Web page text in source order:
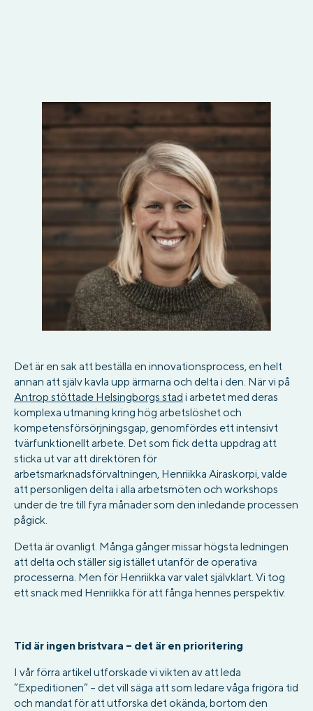
Det är en sak att beställa en innovationsprocess, en helt
annan att själv kavla upp ärmarna och delta i den. När vi på
Antrop stöttade Helsingborgs stad i arbetet med deras
komplexa utmaning kring hög arbetslöshet och
kompetensförsörjningsgap, genomfördes ett intensivt
tvärfunktionellt arbete. Det som fick detta uppdrag att
sticka ut var att direktören för
arbetsmarknadsförvaltningen, Henriikka Airaskorpi, valde
att personligen delta i alla arbetsmöten och workshops
under de tre till fyra månader som den inledande processen
pågick.
Detta är ovanligt. Många gånger missar högsta ledningen
att delta och ställer sig istället utanför de operativa
processerna. Men för Henriikka var valet självklart. Vi tog
ett snack med Henriikka för att fånga hennes perspektiv.
Tid är ingen bristvara – det är en prioritering
I vår förra artikel utforskade vi vikten av att leda
“Expeditionen” – det vill säga att som ledare våga frigöra tid
och mandat för att utforska det okända, bortom den